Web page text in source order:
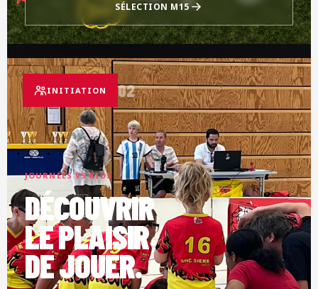
SÉLECTION M15
INITIATION 02
JOURNÉES VS KIDS
DÉCOUVRIR
LE PLAISIR
DE JOUER.